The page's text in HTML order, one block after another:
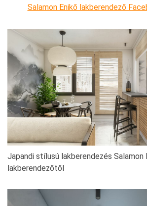
Salamon Enikő lakberendező
Japandi stílusú lakberendezés Salamon
lakberendezőtől